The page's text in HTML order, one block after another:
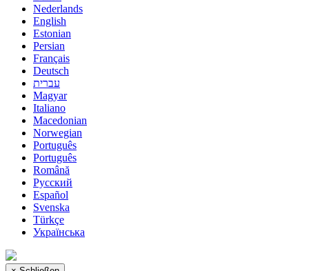
Nederlands
English
Estonian
Persian
Français
Deutsch
עברית
Magyar
Italiano
Macedonian
Norwegian
Português
Português
Română
Русский
Español
Svenska
Türkçe
Українська